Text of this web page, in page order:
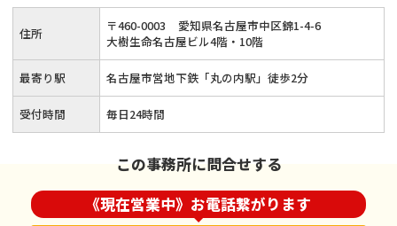
込まず弁護士へご相談ください
住所 〒460-0003
愛知県名古屋市中区錦1-4-6
大樹生命名古屋ビル4階・10階
最寄り駅 名古屋市営地下鉄「丸の内駅」徒歩2分
受付時間 毎日24時間
この事務所に問合せする
《現在営業中》お電話繋がります